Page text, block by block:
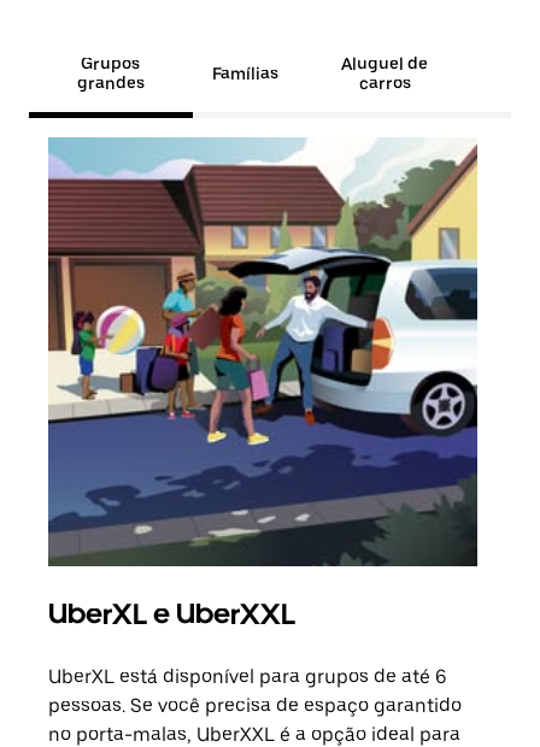
Grupos
grandes
Famílias
Aluguel de
carros
UberXL e UberXXL
UberXL está disponível para grupos de até 6
pessoas. Se você precisa de espaço garantido
no porta-malas, UberXXL é a opção ideal para